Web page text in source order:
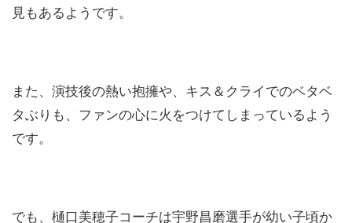
見もあるようです。
また、演技後の熱い抱擁や、キス＆クライでのベタベ
タぶりも、ファンの心に火をつけてしまっているよう
です。
でも、樋口美穂子コーチは宇野昌磨選手が幼い子頃か